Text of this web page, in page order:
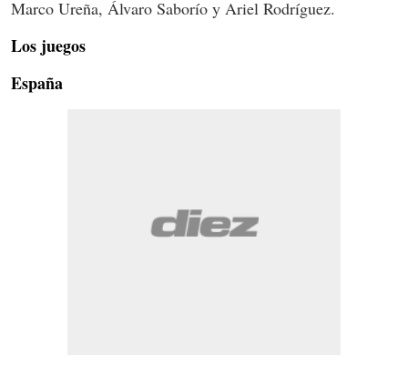
Marco Ureña, Álvaro Saborío y Ariel Rodríguez.
Los juegos
España